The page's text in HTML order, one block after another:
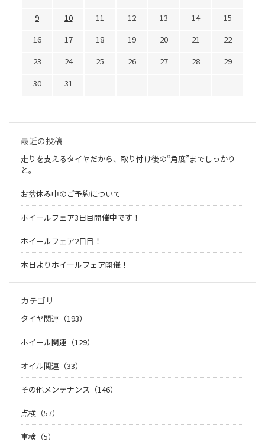
9
10 11 12 13 14
15
16
17 18 19 20 21
22
23
24 25 26 27 28
29
30
31
最近の投稿
走りを支えるタイヤだから、取り付け後の“角度”までしっかり
と。
お盆休み中のご予約について
ホイールフェア3日目開催中です！
ホイールフェア2日目！
本日よりホイールフェア開催！
カテゴリ
タイヤ関連（193）
ホイール関連（129）
オイル関連（33）
その他メンテナンス（146）
点検（57）
車検（5）